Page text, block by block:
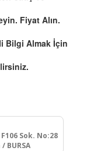
Fiyat Alın.
Bilgi Almak İçin
Sok. No:28